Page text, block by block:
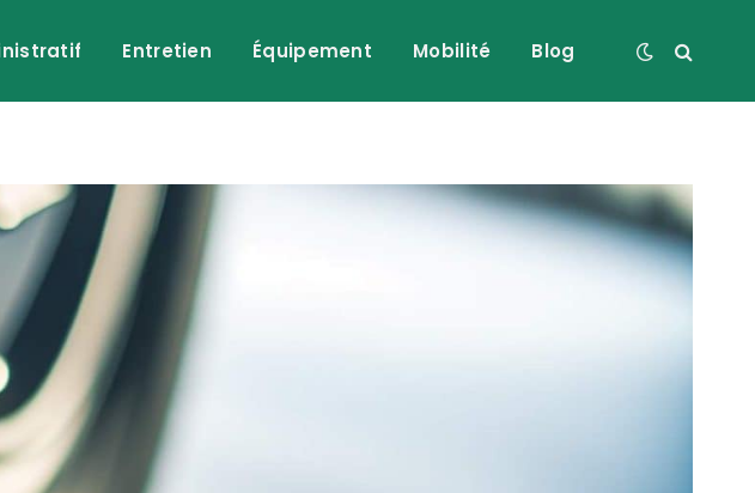
Entretien Équipement Mobilité Blog